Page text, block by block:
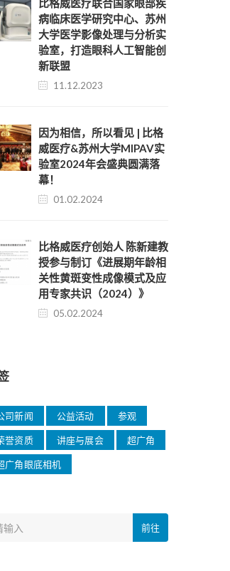
比格威医疗联合国家眼部疾
病临床医学研究中心、苏州
大学医学影像处理与分析实
验室，打造眼科人工智能创
新联盟
11.12.2023
因为相信，所以看见 | 比格
威医疗&苏州大学MIPAV实
验室2024年会盛典圆满落
幕！
01.02.2024
比格威医疗创始人 陈新建教
授参与制订《进展期年龄相
关性黄斑变性成像模式及应
用专家共识（2024）》
05.02.2024
司新闻 公益活动 参观
誉资质 讲座与展会 超广角
广角眼底相机
前往